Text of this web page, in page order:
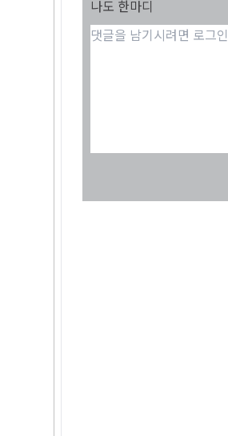
나도 한마디